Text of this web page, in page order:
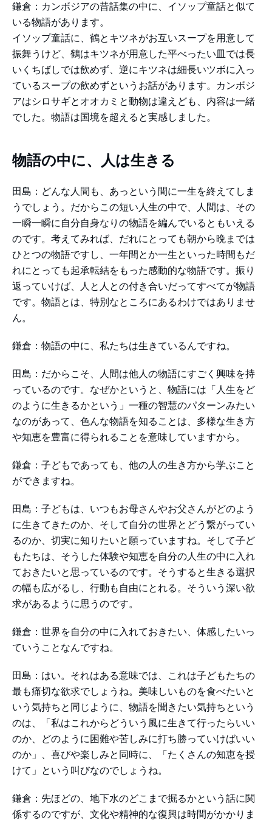
鎌倉：カンボジアの昔話集の中に、イソップ童話と似て
いる物語があります。
イソップ童話に、鶴とキツネがお互いスープを用意して
振舞うけど、鶴はキツネが用意した平べったい皿では長
いくちばしでは飲めず、逆にキツネは細長いツボに入っ
ているスープの飲めずというお話があります。カンボジ
アはシロサギとオオカミと動物は違えども、内容は一緒
でした。物語は国境を超えると実感しました。
物語の中に、人は生きる
田島：どんな人間も、あっという間に一生を終えてしま
うでしょう。だからこの短い人生の中で、人間は、その
一瞬一瞬に自分自身なりの物語を編んでいるともいえる
のです。考えてみれば、だれにとっても朝から晩までは
ひとつの物語ですし、一年間とか一生といった時間もだ
れにとっても起承転結をもった感動的な物語です。振り
返っていけば、人と人との付き合いだってすべてが物語
です。物語とは、特別なところにあるわけではありませ
ん。
鎌倉：物語の中に、私たちは生きているんですね。
田島：だからこそ、人間は他人の物語にすごく興味を持
っているのです。なぜかというと、物語には「人生をど
のように生きるかという」一種の智慧のパターンみたい
なのがあって、色んな物語を知ることは、多様な生き方
や知恵を豊富に得られることを意味していますから。
鎌倉：子どもであっても、他の人の生き方から学ぶこと
ができますね。
田島：子どもは、いつもお母さんやお父さんがどのよう
に生きてきたのか、そして自分の世界とどう繋がってい
るのか、切実に知りたいと願っていますね。そして子ど
もたちは、そうした体験や知恵を自分の人生の中に入れ
ておきたいと思っているのです。そうすると生きる選択
の幅も広がるし、行動も自由にとれる。そういう深い欲
求があるように思うのです。
鎌倉：世界を自分の中に入れておきたい、体感したいっ
ていうことなんですね。
田島：はい。それはある意味では、これは子どもたちの
最も痛切な欲求でしょうね。美味しいものを食べたいと
いう気持ちと同じように、物語を聞きたい気持ちという
のは、「私はこれからどういう風に生きて行ったらいい
のか、どのように困難や苦しみに打ち勝っていけばいい
のか」、喜びや楽しみと同時に、「たくさんの知恵を授
けて」という叫びなのでしょうね。
鎌倉：先ほどの、地下水のどこまで掘るかという話に関
係するのですが、文化や精神的な復興は時間がかかりま